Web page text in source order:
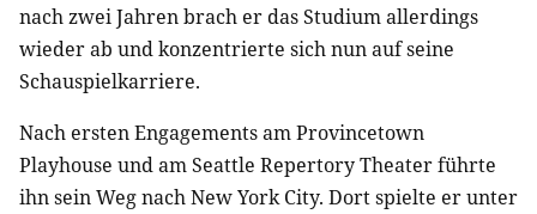
nach zwei Jahren brach er das Studium allerdings
wieder ab und konzentrierte sich nun auf seine
Schauspielkarriere.
Nach ersten Engagements am Provincetown
Playhouse und am Seattle Repertory Theater führte
ihn sein Weg nach New York City. Dort spielte er unter